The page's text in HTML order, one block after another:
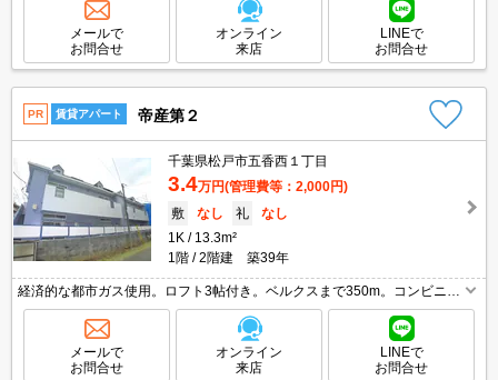
増えるごとに水道料金月1,000円。オンライン内見相談可。
メールで
お問合せ
オンライン
来店
LINEで
お問合せ
PR 賃貸アパート 帝産第２
千葉県松戸市五香西１丁目
3.4万円(管理費等：2,000円)
敷
なし 礼
なし
1K
13.3m²
1階
2階建 築39年
経済的な都市ガス使用。ロフト3帖付き。ベルクスまで350m。コンビニへ
350m。ドラッグストアへ200m。引越会社貸主指定。仲介手数料家賃の0.
55ヶ月分。うれしい礼金0!。オンライン内見相談可。
メールで
お問合せ
オンライン
来店
LINEで
お問合せ